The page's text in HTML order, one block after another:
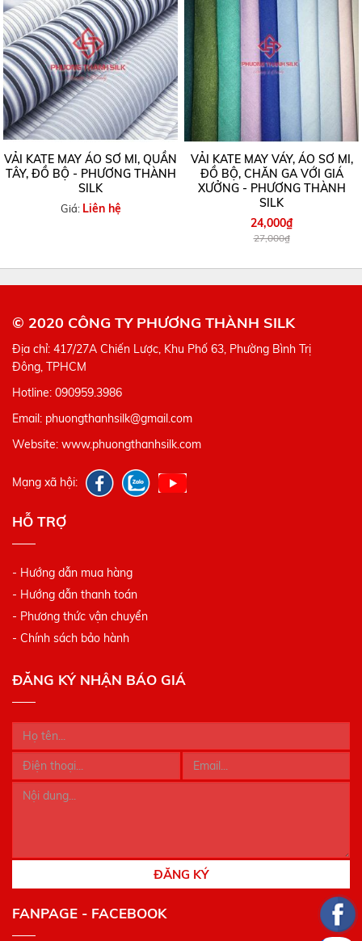
VẢI KATE MAY ÁO SƠ MI, QUẦN
TÂY, ĐỒ BỘ - PHƯƠNG THÀNH
SILK
Giá: Liên hệ
VẢI KATE MAY VÁY, ÁO SƠ MI,
ĐỒ BỘ, CHĂN GA VỚI GIÁ
XƯỞNG - PHƯƠNG THÀNH
SILK
24,000₫
27,000₫
© 2020 CÔNG TY PHƯƠNG THÀNH SILK
Địa chỉ: 417/27A Chiến Lược, Khu Phố 63, Phường Bình Trị
Đông, TPHCM
Hotline: 090959.3986
Email: phuongthanhsilk@gmail.com
Website: www.phuongthanhsilk.com
Mạng xã hội:
HỖ TRỢ
- Hướng dẫn mua hàng
- Hướng dẫn thanh toán
- Phương thức vận chuyển
- Chính sách bảo hành
ĐĂNG KÝ NHẬN BÁO GIÁ
ĐĂNG KÝ
FANPAGE - FACEBOOK